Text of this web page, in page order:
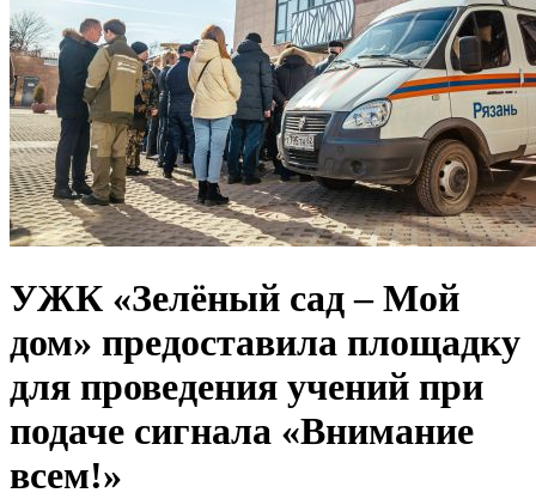
УЖК «Зелёный сад – Мой
дом» предоставила площадку
для проведения учений при
подаче сигнала «Внимание
всем!»